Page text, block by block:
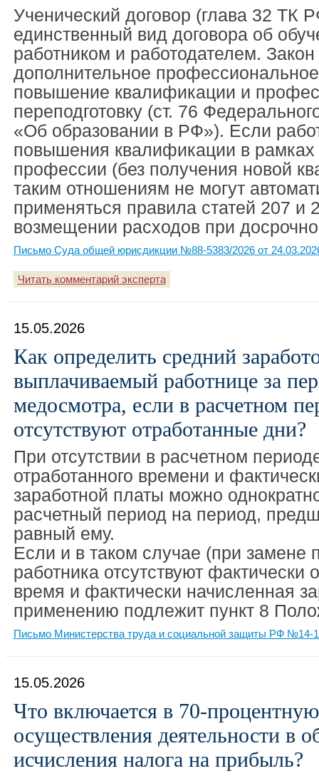
Ученический договор (глава 32 ТК
единственный вид договора об
работником и работодателем.
дополнительное
повышение квалификации и
переподготовку (ст. 76
«Об образовании в РФ»). Если
повышения квалификации в
профессии (без получения новой
таким отношениям не могут
применяться правила статей 207 и
возмещении расходов при
Письмо Суда общей юрисдикции №88-5383/2026 от
Читать комментарий эксперта
15.05.2026
Как определить средний
выплачиваемый работнице за
медосмотра, если в расчетном
отсутствуют отработанные дни?
При отсутствии в расчетном
отработанного времени и
заработной платы можно
расчетный период на период,
равный ему.
Если и в таком случае (при замене
работника отсутствуют фактически
время и фактически начисленная
применению подлежит пункт 8
Письмо Министерства труда и социальной защиты РФ №14-
15.05.2026
Что включается в 70-
осуществления деятельности в
исчисления налога на прибыль?